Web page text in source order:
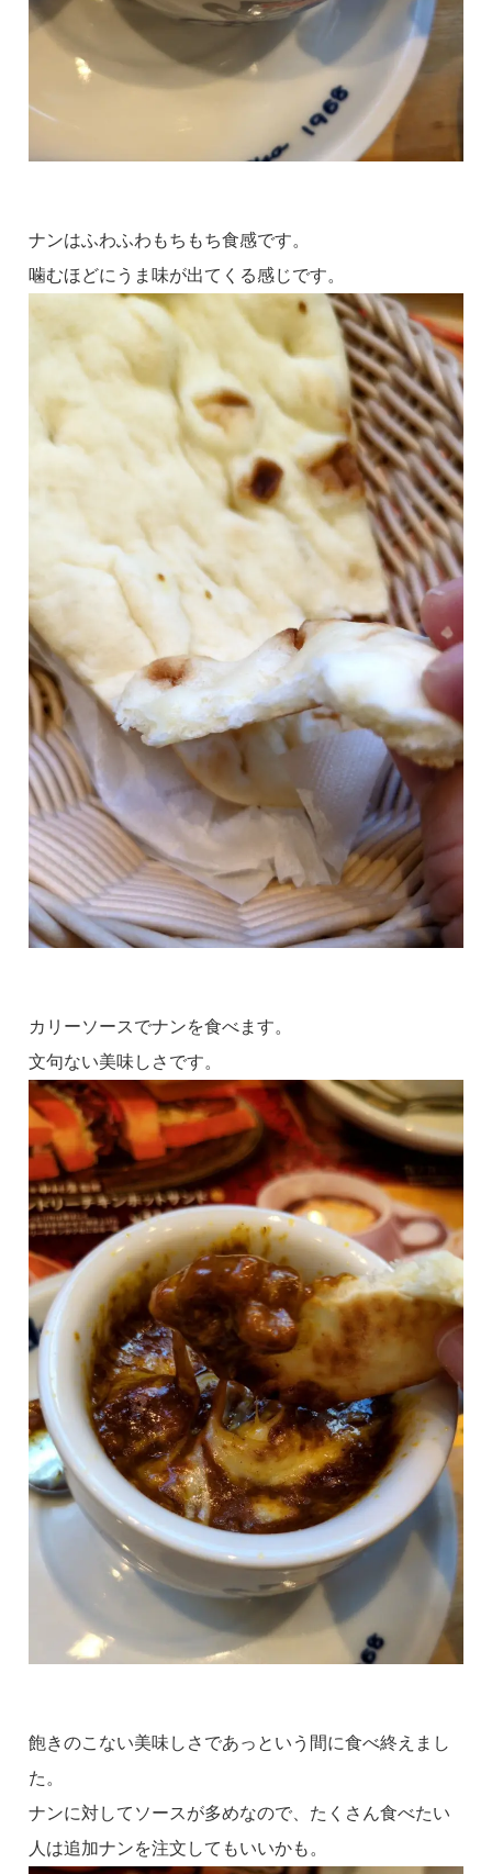
ナンはふわふわもちもち食感です。
噛むほどにうま味が出てくる感じです。
カリーソースでナンを食べます。
文句ない美味しさです。
飽きのこない美味しさであっという間に食べ終えまし
た。
ナンに対してソースが多めなので、たくさん食べたい
人は追加ナンを注文してもいいかも。